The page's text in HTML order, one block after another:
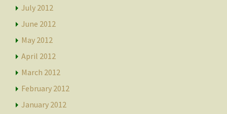
July 2012
June 2012
May 2012
April 2012
March 2012
February 2012
January 2012